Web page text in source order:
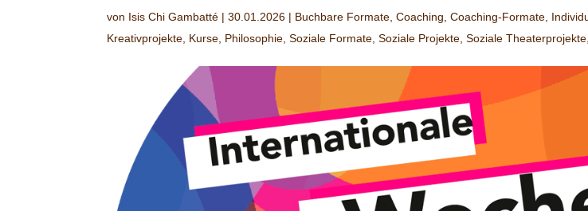
von Isis Chi Gambatté |30.01.2026 | Buchbare Formate ,Coaching ,Coaching-Formate
Kreativprojekte Kurse Philosophie ,Soziale Formate ,Soziale Projekte ,Soziale Theaterprojekte